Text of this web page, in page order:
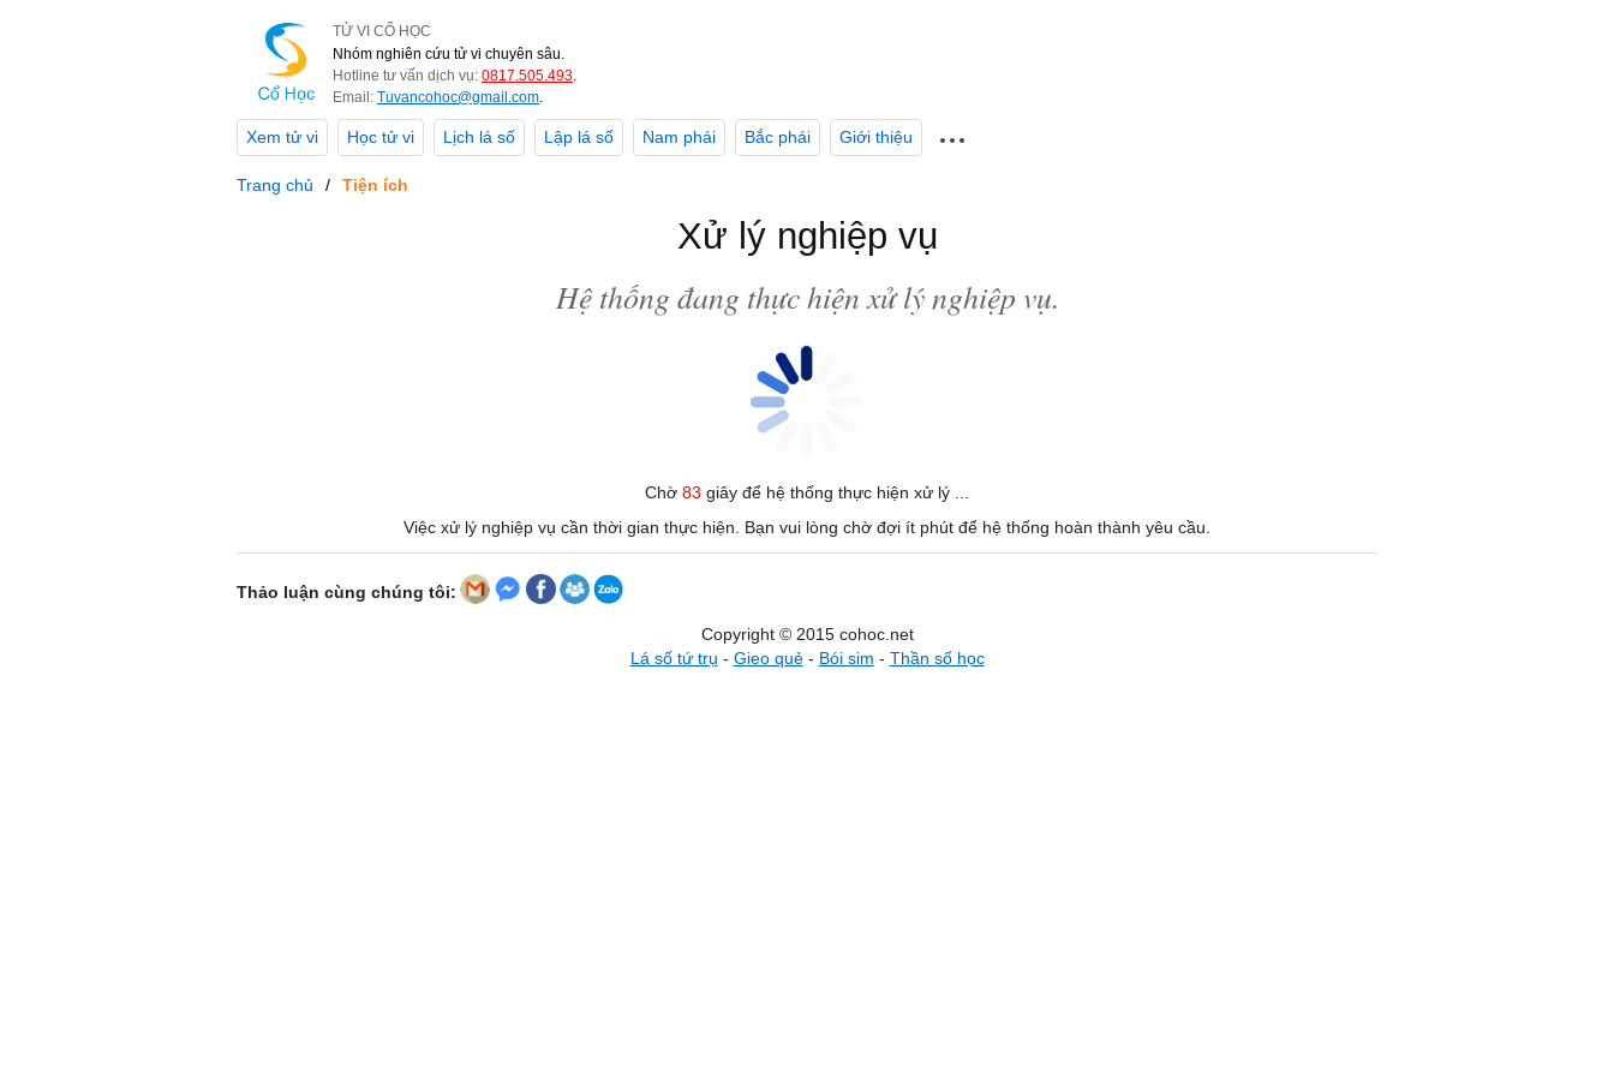
TỬ VI CỔ HỌC
Nhóm nghiên cứu tử vi chuyên sâu.
Hotline tư vấn dịch vụ: 0817.505.493.
Email: Tuvancohoc@gmail.com.
Xem tử vi Học tử vi Lịch lá số Lập lá số Nam phái Bắc phái Giới thiệu
Trang chủ Tiện ích
Xử lý nghiệp vụ
Hệ thống đang thực hiện xử lý nghiệp vụ.
Chờ 83 giây để hệ thống thực hiện xử lý ...
Việc xử lý nghiệp vụ cần thời gian thực hiện. Bạn vui lòng chờ đợi ít phút để hệ thống hoàn thành yêu cầu.
Thảo luận cùng chúng tôi:
Copyright © 2015 cohoc.net
Lá số tứ trụ - Gieo quẻ- Bói sim - Thần số học